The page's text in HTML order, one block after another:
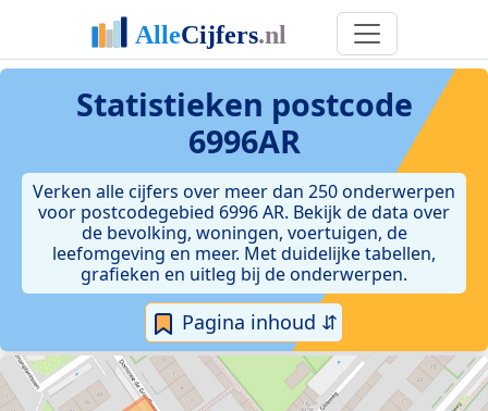
Statistieken postcode
6996AR
Verken alle cijfers over meer dan 250 onderwerpen
voor postcodegebied 6996 AR. Bekijk de data over
de bevolking, woningen, voertuigen, de
leefomgeving en meer. Met duidelijke tabellen,
grafieken en uitleg bij de onderwerpen.
Pagina inhoud ⇵